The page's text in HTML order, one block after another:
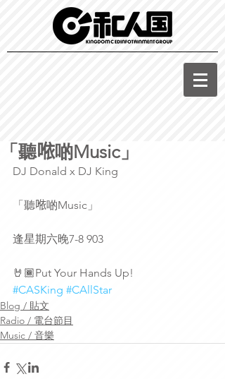
「聽𠵱啲Music」
DJ Donald x DJ King
「聽𠵱啲Music」
逢星期六晚7-8 903
🤘🏾Put Your Hands Up!
#CASKing #CAllStar
Blog / 貼文
Radio / 電台節目
Music / 音樂